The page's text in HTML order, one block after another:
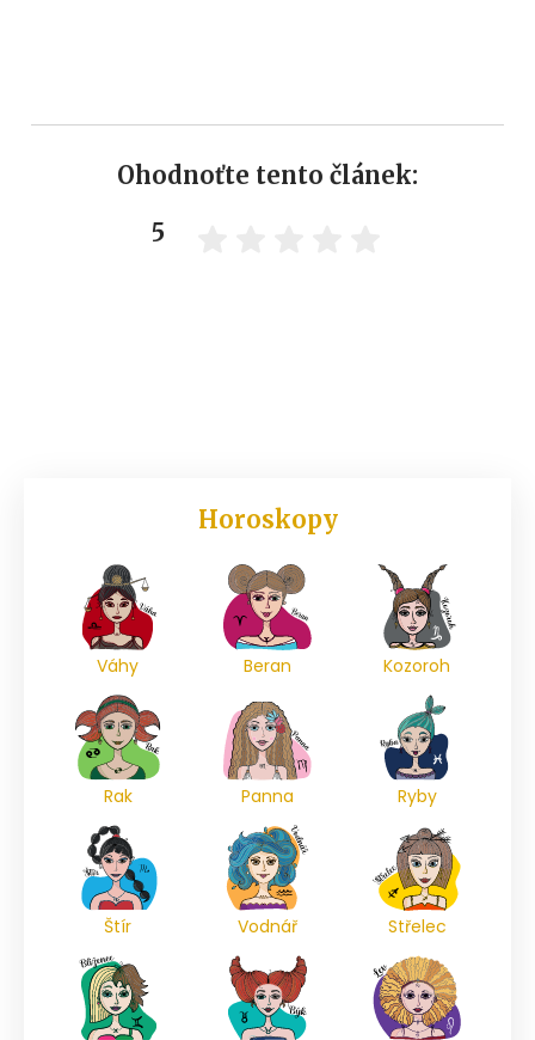
Ohodnoťte tento článek:
5
Horoskopy
Váhy Beran Kozoroh
Rak Panna Ryby
Štír Vodnář Střelec